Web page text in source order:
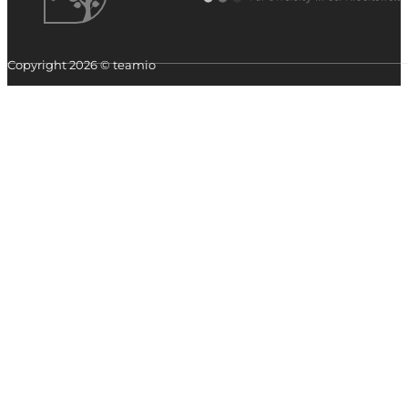
Copyright 2026 © teamio